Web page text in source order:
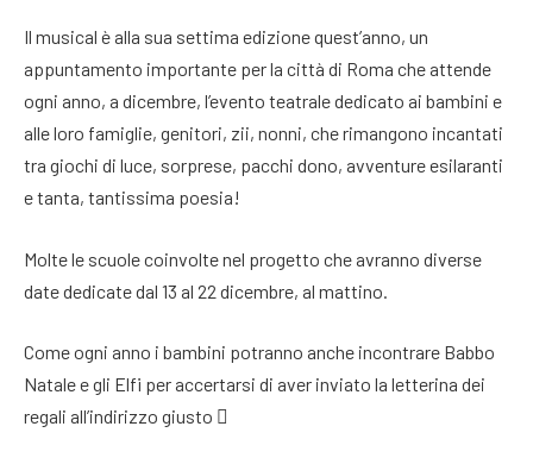
Il musical è alla sua settima edizione quest’anno, un
appuntamento importante per la città di Roma che attende
ogni anno, a dicembre, l’evento teatrale dedicato ai bambini e
alle loro famiglie, genitori, zii, nonni, che rimangono incantati
tra giochi di luce, sorprese, pacchi dono, avventure esilaranti
e tanta, tantissima poesia!
Molte le scuole coinvolte nel progetto che avranno diverse
date dedicate dal 13 al 22 dicembre, al mattino.
Come ogni anno i bambini potranno anche incontrare Babbo
Natale e gli Elfi per accertarsi di aver inviato la letterina dei
regali all’indirizzo giusto 